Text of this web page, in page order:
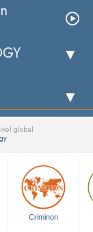
global
Criminon